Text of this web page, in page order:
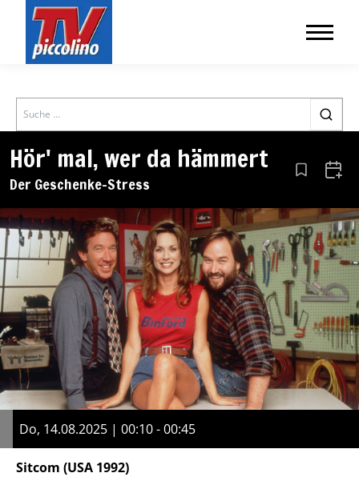
Search
Hör' mal, wer da hämmert
Der Geschenke-Stress Aus den
Do, 14.08.2025 | 00:10 - 00:45
Sitcom (USA 1992)